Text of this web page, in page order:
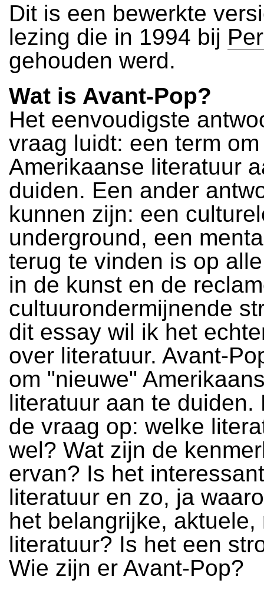
Dit is een bewerkte
lezing die in 1994 bij
gehouden werd.
Wat is Avant-Pop?
Het eenvoudigste
vraag luidt: een term
Amerikaanse literatuur
duiden. Een ander
kunnen zijn: een
underground, een
terug te vinden is op alle
in de kunst en de
cultuurondermijnende
dit essay wil ik het
over literatuur. Avant-
om "nieuwe"
literatuur aan te duiden.
de vraag op: welke
wel? Wat zijn de
ervan? Is het
literatuur en zo, ja
het belangrijke, aktuele,
literatuur? Is het een
Wie zijn er Avant-Pop?